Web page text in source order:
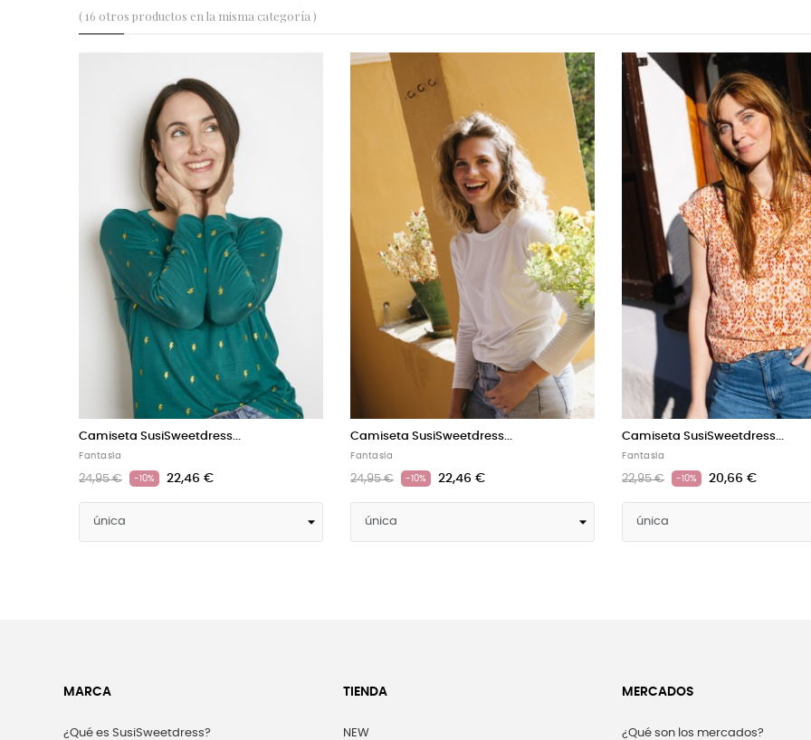
( 16 otros productos en la misma categoría )
Camiseta SusiSweetdress...
Fantasía
22,95 € -10% 20,66 €
Camiseta SusiSweetdress a...
Fantasía
22,95 € -10% 20,66 €
Camiseta SusiSweetdress...
Fantasía
24,95 € -10% 22,46 €
MARCA
¿Qué es SusiSweetdress?
TIENDA
NEW
MERCADOS
¿Qué son los mercados?